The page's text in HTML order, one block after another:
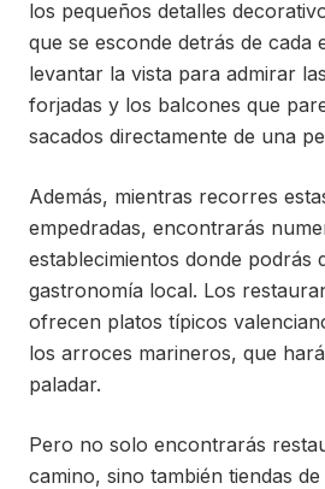
los pequeños detalles
que se esconde detrás de cada
levantar la vista para admirar
forjadas y los balcones que
sacados directamente de una
Además, mientras recorres
empedradas, encontrarás
establecimientos donde podrás
gastronomía local. Los
ofrecen platos típicos
los arroces marineros, que
paladar.
Pero no solo encontrarás
camino, sino también tiendas